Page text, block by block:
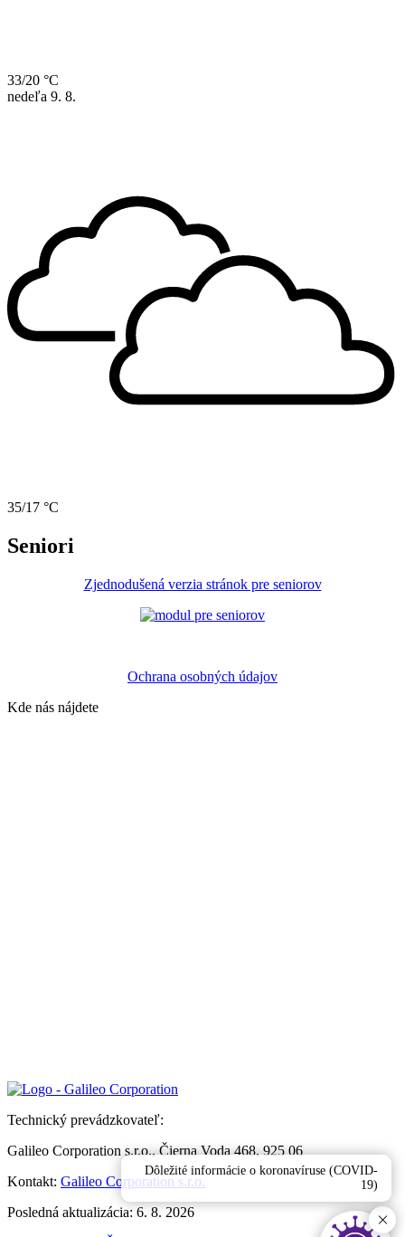
33/20 °C
nedeľa 9. 8.
35/17 °C
Seniori
Zjednodušená verzia stránok pre seniorov
Ochrana osobných údajov
Kde nás nájdete
Technický prevádzkovateľ:
Galileo Corporation s.r.o., Čierna Voda 468, 925 06
Kontakt: Galileo Corporation s.r.o.
Posledná aktualizácia: 6. 8. 2026
Dôležité informácie o koronavíruse (COVID-
19)